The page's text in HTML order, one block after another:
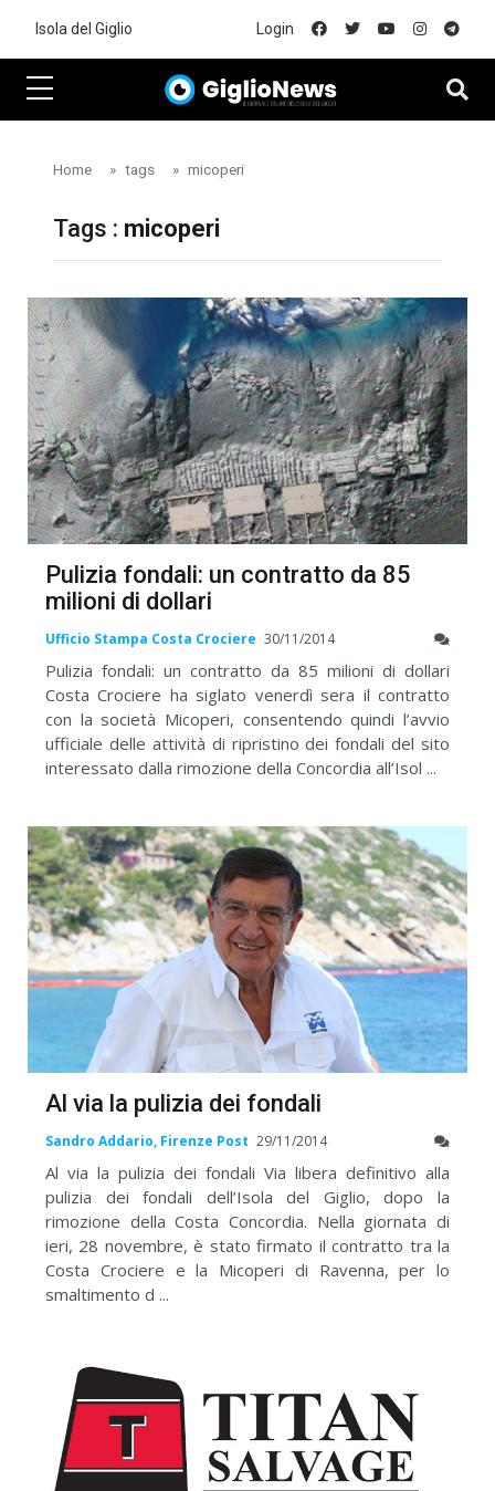
Isola del Giglio Login
Home tags micoperi
Tags : micoperi
Pulizia fondali: un contratto da 85
milioni di dollari
Ufficio Stampa Costa Crociere 30/11/2014
Pulizia fondali: un contratto da 85 milioni di dollari
Costa Crociere ha siglato venerdì sera il contratto
con la società Micoperi, consentendo quindi l’avvio
ufficiale delle attività di ripristino dei fondali del sito
interessato dalla rimozione della Concordia all’Isol ...
Al via la pulizia dei fondali
Sandro Addario, Firenze Post 29/11/2014
Al via la pulizia dei fondali Via libera definitivo alla
pulizia dei fondali dell’Isola del Giglio, dopo la
rimozione della Costa Concordia. Nella giornata di
ieri, 28 novembre, è stato firmato il contratto tra la
Costa Crociere e la Micoperi di Ravenna, per lo
smaltimento d ...